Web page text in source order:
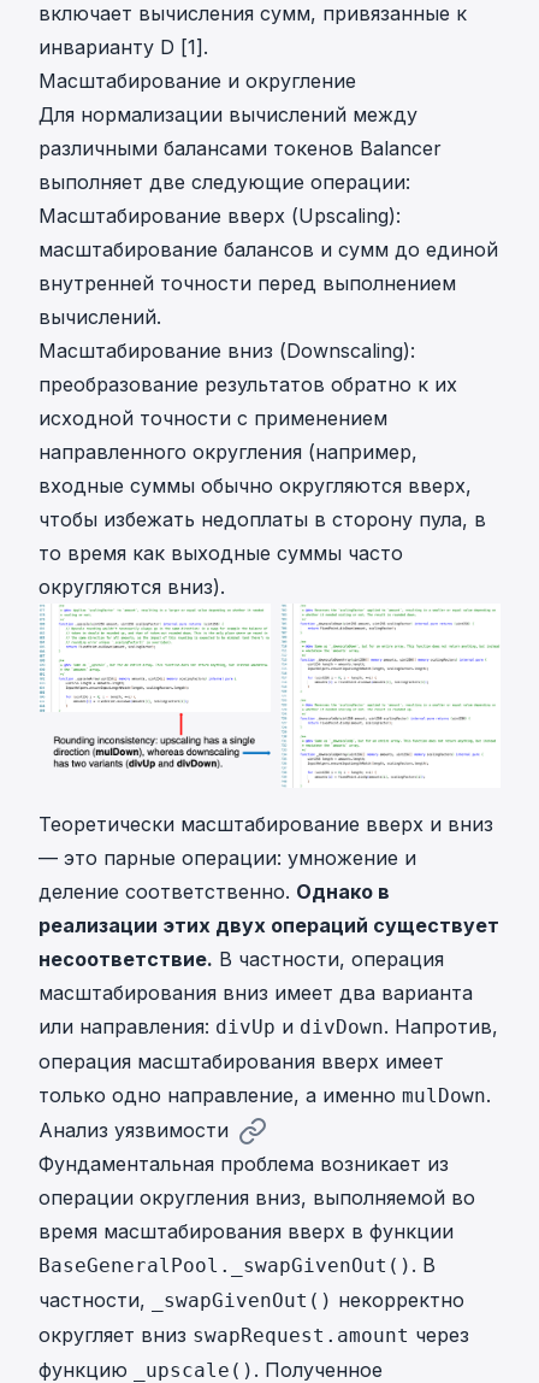
включает вычисления сумм, привязанные к
инварианту D [1].
Масштабирование и округление
Для нормализации вычислений между
различными балансами токенов Balancer
выполняет две следующие операции:
Масштабирование вверх (Upscaling):
масштабирование балансов и сумм до единой
внутренней точности перед выполнением
вычислений.
Масштабирование вниз (Downscaling):
преобразование результатов обратно к их
исходной точности с применением
направленного округления (например,
входные суммы обычно округляются вверх,
чтобы избежать недоплаты в сторону пула, в
то время как выходные суммы часто
округляются вниз).
Теоретически масштабирование вверх и вниз
— это парные операции: умножение и
деление соответственно. Однако в
реализации этих двух операций существует
несоответствие. В частности, операция
масштабирования вниз имеет два варианта
или направления: divUp и divDown. Напротив,
операция масштабирования вверх имеет
только одно направление, а именно mulDown.
Анализ уязвимости
Фундаментальная проблема возникает из
операции округления вниз, выполняемой во
время масштабирования вверх в функции
BaseGeneralPool._swapGivenOut() . В
частности,
_swapGivenOut() некорректно
округляет вниз swapRequest.amount через
функцию
_upscale() . Полученное